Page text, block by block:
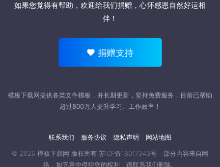
如果您觉得有帮助，欢迎给我们捐赠 ，心怀感恩自然好运相
伴！
捐赠支持
模板下载网提供各类文件模板，并长期更新，坚持免费服务，目前已帮助
超过800万人提升学习、工作效率！
联系我们 服务协议 隐私声明 网站地图
© 2026 模板下载网 版权所有 苏ICP备18017343号
部分内容来自网
络，如无意中侵犯您的权利，请联系我们删除。